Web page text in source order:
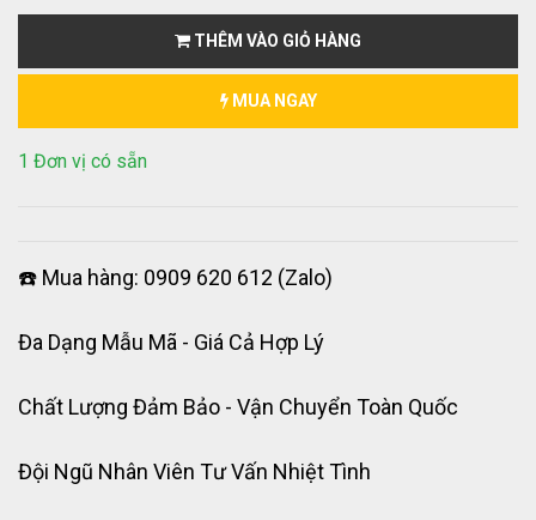
THÊM VÀO GIỎ HÀNG
MUA NGAY
1 Đơn vị có sẵn
☎️ Mua hàng: 0909 620 612 (Zalo)
Đa Dạng Mẫu Mã - Giá Cả Hợp Lý
Chất Lượng Đảm Bảo - Vận Chuyển Toàn Quốc
Đội Ngũ Nhân Viên Tư Vấn Nhiệt Tình